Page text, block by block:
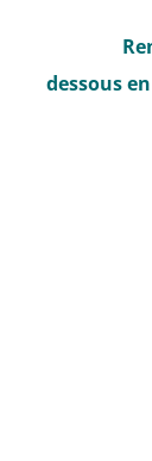
dessous